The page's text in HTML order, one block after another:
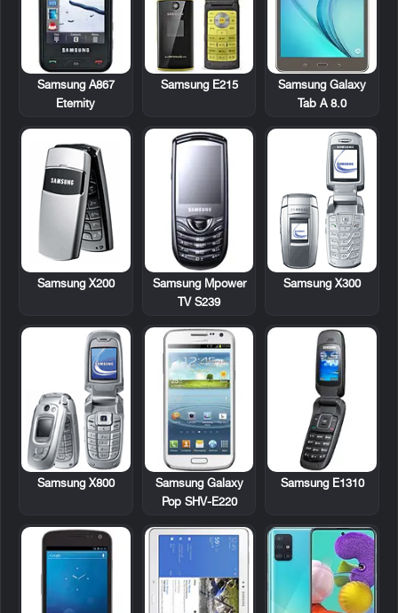
Samsung Galaxy
Tab A 8.0
Samsung E215
Samsung A867
Eternity
Samsung X300
Samsung Mpower
TV S239
Samsung X200
Samsung E1310
Samsung Galaxy
Pop SHV-E220
Samsung X800